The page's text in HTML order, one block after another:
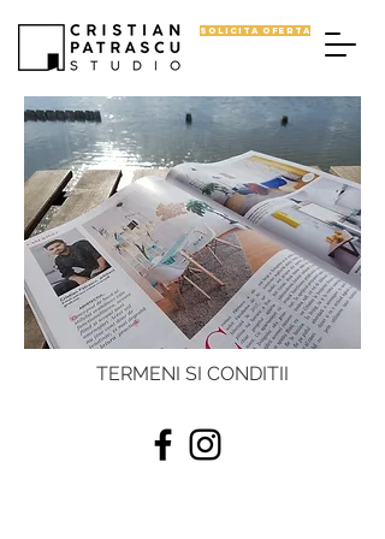
SOLICITA OFERTA
TERMENI SI CONDITII